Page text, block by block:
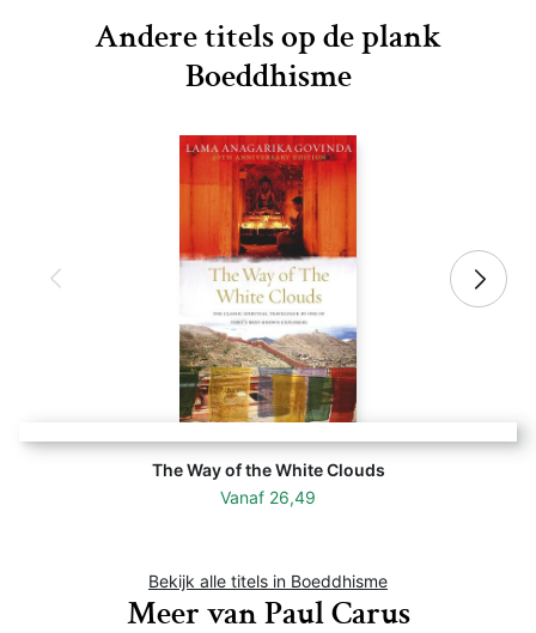
Andere titels op de plank
Boeddhisme
The Way of the White Clouds
Vanaf 26,49
Bekijk alle titels in Boeddhisme
Meer van Paul Carus